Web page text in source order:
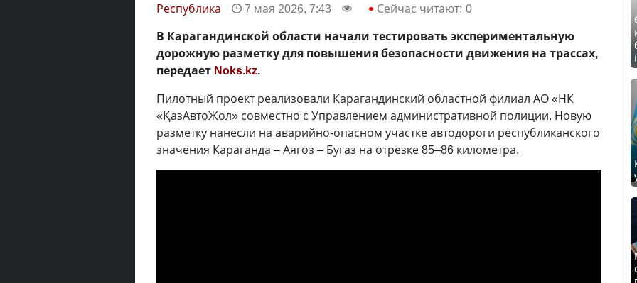
Республика 7 мая 2026, 7:43 Сейчас читают: 0
В Карагандинской области начали тестировать экспериментальную
дорожную разметку для повышения безопасности движения на трассах,
передает Noks.kz.
Пилотный проект реализовали Карагандинский областной филиал АО «НК
«ҚазАвтоЖол» совместно с Управлением административной полиции. Новую
разметку нанесли на аварийно-опасном участке автодороги республиканского
значения Караганда – Аягоз – Бугаз на отрезке 85–86 километра.